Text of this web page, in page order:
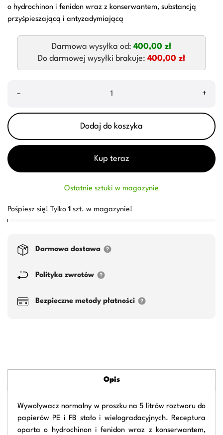
o hydrochinon i fenidon wraz z konserwantem, substancją
przyśpieszającą i antyzadymiającą
Darmowa wysyłka od: 400,00 zł
Do darmowej wysyłki brakuje: 400,00 zł
– +
Dodaj do koszyka
Kup teraz
Ostatnie sztuki w magazynie
Pośpiesz się! Tylko 1 szt. w magazynie!
Darmowa dostawa
Polityka zwrotów
Bezpieczne metody płatności
Opis
Wywoływacz normalny w proszku na 5 litrów roztworu do
papierów PE i FB stało i wielogradacyjnych. Receptura
oparta o hydrochinon i fenidon wraz z konserwantem,